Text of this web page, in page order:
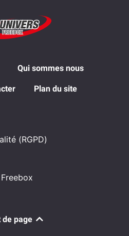
Qui sommes nous
Plan du site
(RGPD)
de page